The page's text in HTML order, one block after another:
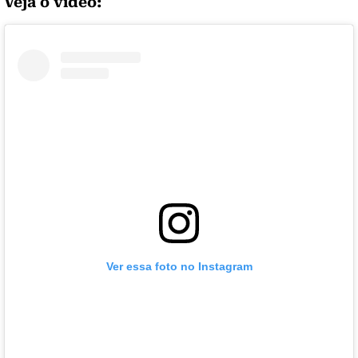
Ver essa foto no Instagram